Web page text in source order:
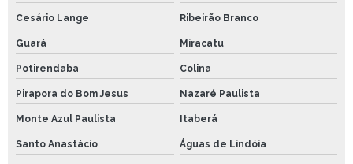
Cesário Lange Ribeirão Branco
Guará Miracatu
Potirendaba Colina
Pirapora do Bom Jesus Nazaré Paulista
Monte Azul Paulista Itaberá
Santo Anastácio Águas de Lindóia